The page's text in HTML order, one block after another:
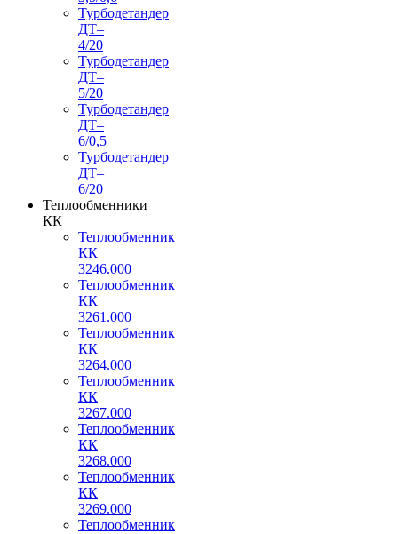
Турбодетандер
ДТ–
4/20
Турбодетандер
ДТ–
5/20
Турбодетандер
ДТ–
6/0,5
Турбодетандер
ДТ–
6/20
Теплообменники
КК
Теплообменник
КК
3246.000
Теплообменник
КК
3261.000
Теплообменник
КК
3264.000
Теплообменник
КК
3267.000
Теплообменник
КК
3268.000
Теплообменник
КК
3269.000
Теплообменник